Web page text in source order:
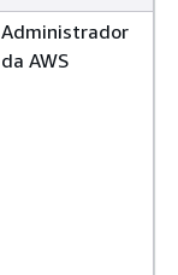
Administrador
da AWS